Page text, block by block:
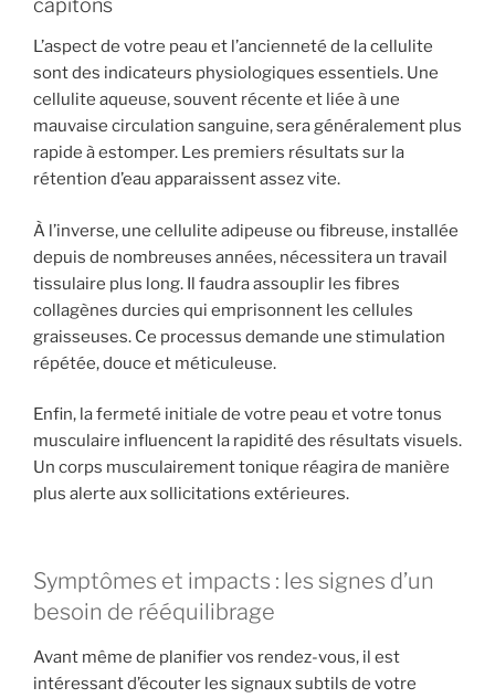
L’aspect de votre peau et l’ancienneté de la cellulite
sont des indicateurs physiologiques essentiels. Une
cellulite aqueuse, souvent récente et liée à une
mauvaise circulation sanguine, sera généralement plus
rapide à estomper. Les premiers résultats sur la
rétention d’eau apparaissent assez vite.
À l’inverse, une cellulite adipeuse ou fibreuse, installée
depuis de nombreuses années, nécessitera un travail
tissulaire plus long. Il faudra assouplir les fibres
collagènes durcies qui emprisonnent les cellules
graisseuses. Ce processus demande une stimulation
répétée, douce et méticuleuse.
Enfin, la fermeté initiale de votre peau et votre tonus
musculaire influencent la rapidité des résultats visuels.
Un corps musculairement tonique réagira de manière
plus alerte aux sollicitations extérieures.
Symptômes et impacts : les signes d’un
besoin de rééquilibrage
Avant même de planifier vos rendez-vous, il est
intéressant d’écouter les signaux subtils de votre